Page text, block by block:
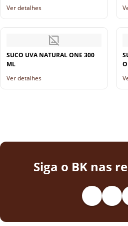
Ver detalhes
SUCO UVA NATURAL ONE 300
ML
Ver detalhes
Siga o BK nas